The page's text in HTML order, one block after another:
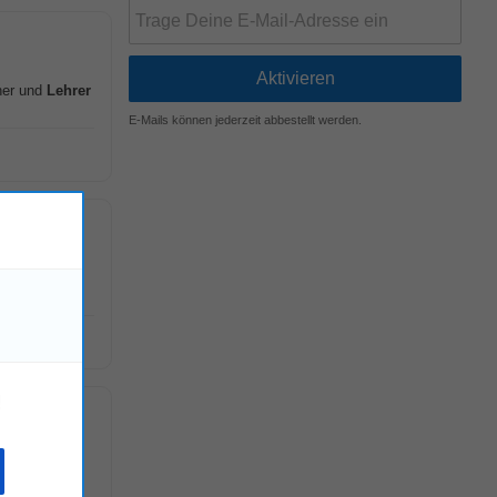
und Lehrer
E-Mails können jederzeit abbestellt werden.